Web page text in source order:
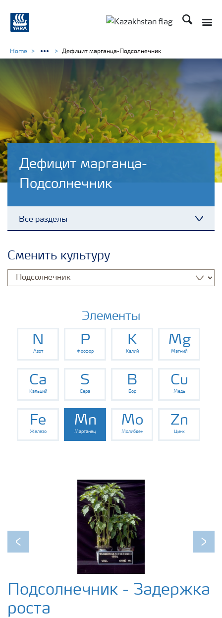
Поиск
Дефицит марганца-
Подсолнечник
Все разделы
Культуры
Инструменты и сервисы
Хранение удобрений и их безопасность
Home Дефицит марганца-Подсолнечник
Сменить культуру
Элементы
N
Азот
P
Фосфор
K
Калий
Mg
Магний
Ca
Кальций
S
Сера
B
Бор
Cu
Медь
Fe
Железо
Mn
Марганец
Mo
Молибден
Zn
Цинк
Previous Next
Подсолнечник - Задержка
роста